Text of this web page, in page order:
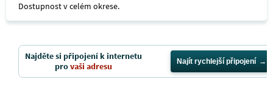
Dostupnost v celém okrese.
Najděte si připojení k internetu
provaši adresu Najít rychlejší připojení